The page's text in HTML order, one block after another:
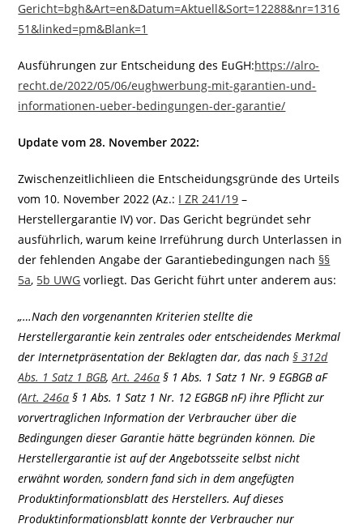
Gericht=bgh&Art=en&Datum=Aktuell&Sort=12288&nr=1316
51&linked=pm&Blank=1
Ausführungen zur Entscheidung des EuGH:https://alro-
recht.de/2022/05/06/eughwerbung-mit-garantien-und-
informationen-ueber-bedingungen-der-garantie/
Update vom 28. November 2022:
Zwischenzeitlichlieen die Entscheidungsgründe des Urteils
vom 10. November 2022 (Az.: I ZR 241/19 –
Herstellergarantie IV) vor. Das Gericht begründet sehr
ausführlich, warum keine Irreführung durch Unterlassen in
der fehlenden Angabe der Garantiebedingungen nach §§
5a, 5b UWG vorliegt. Das Gericht führt unter anderem aus:
„…Nach den vorgenannten Kriterien stellte die
Herstellergarantie kein zentrales oder entscheidendes Merkmal
der Internetpräsentation der Beklagten dar, das nach§ 312d
Abs. 1 Satz 1 BGB,Art. 246a § 1 Abs. 1 Satz 1 Nr. 9 EGBGB aF
(Art. 246a § 1 Abs. 1 Satz 1 Nr. 12 EGBGB nF) ihre Pflicht zur
vorvertraglichen Information der Verbraucher über die
Bedingungen dieser Garantie hätte begründen können. Die
Herstellergarantie ist auf der Angebotsseite selbst nicht
erwähnt worden, sondern fand sich in dem angefügten
Produktinformationsblatt des Herstellers. Auf dieses
Produktinformationsblatt konnte der Verbraucher nur